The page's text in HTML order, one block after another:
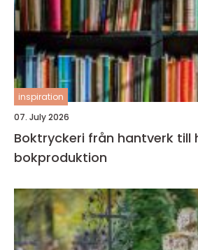
inspiration
07. July 2026
Boktryckeri från hantverk till högteknologisk
bokproduktion